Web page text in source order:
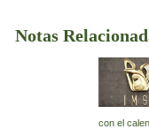
Notas
con el